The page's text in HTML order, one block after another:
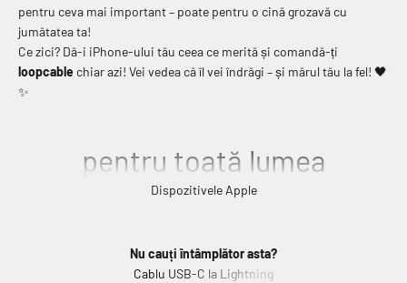
pentru ceva mai important – poate pentru o cină grozavă cu
jumătatea ta!
Ce zici? Dă-i iPhone-ului tău ceea ce merită și comandă-ți
loopcable chiar azi! Vei vedea că îl vei îndrăgi – și mărul tău la fel! 🖤
✨
pentru toată lumea
Dispozitivele Apple
Nu cauți întâmplător asta?
Cablu USB-C la Lightning